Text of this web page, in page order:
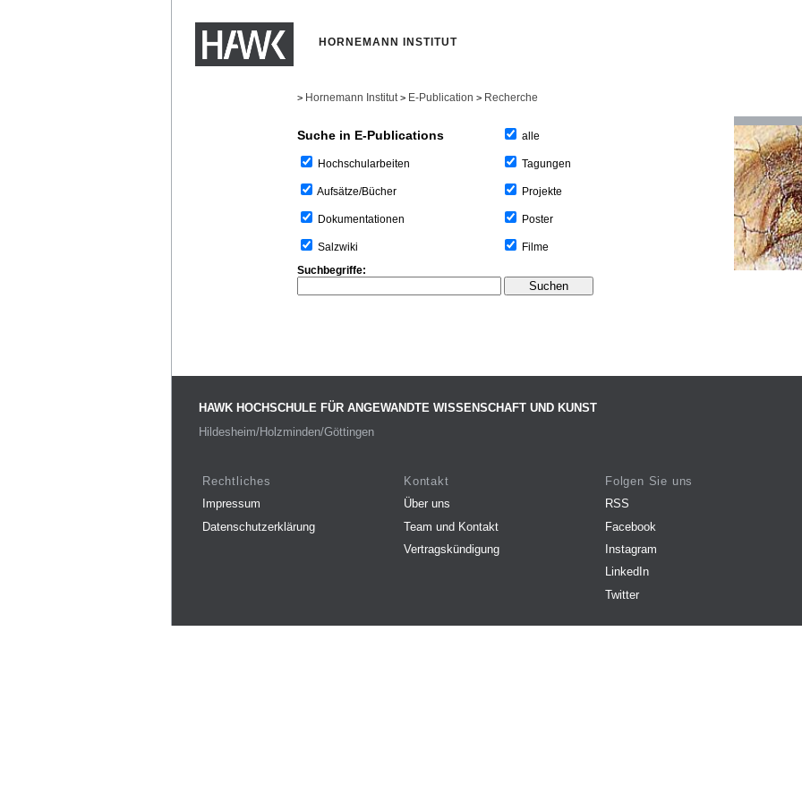
HORNEMANN INSTITUT
> Hornemann Institut > E-Publication > Recherche
Suche in E-Publications
Hochschularbeiten
Aufsätze/Bücher
Dokumentationen
Salzwiki
alle
Tagungen
Projekte
Poster
Filme
Suchbegriffe:
HAWK HOCHSCHULE FÜR ANGEWANDTE WISSENSCHAFT UND KUNST
Hildesheim/Holzminden/Göttingen
Rechtliches
Impressum
Datenschutzerklärung
Kontakt
Über uns
Team und Kontakt
Vertragskündigung
Folgen Sie uns
RSS
Facebook
Instagram
LinkedIn
Twitter